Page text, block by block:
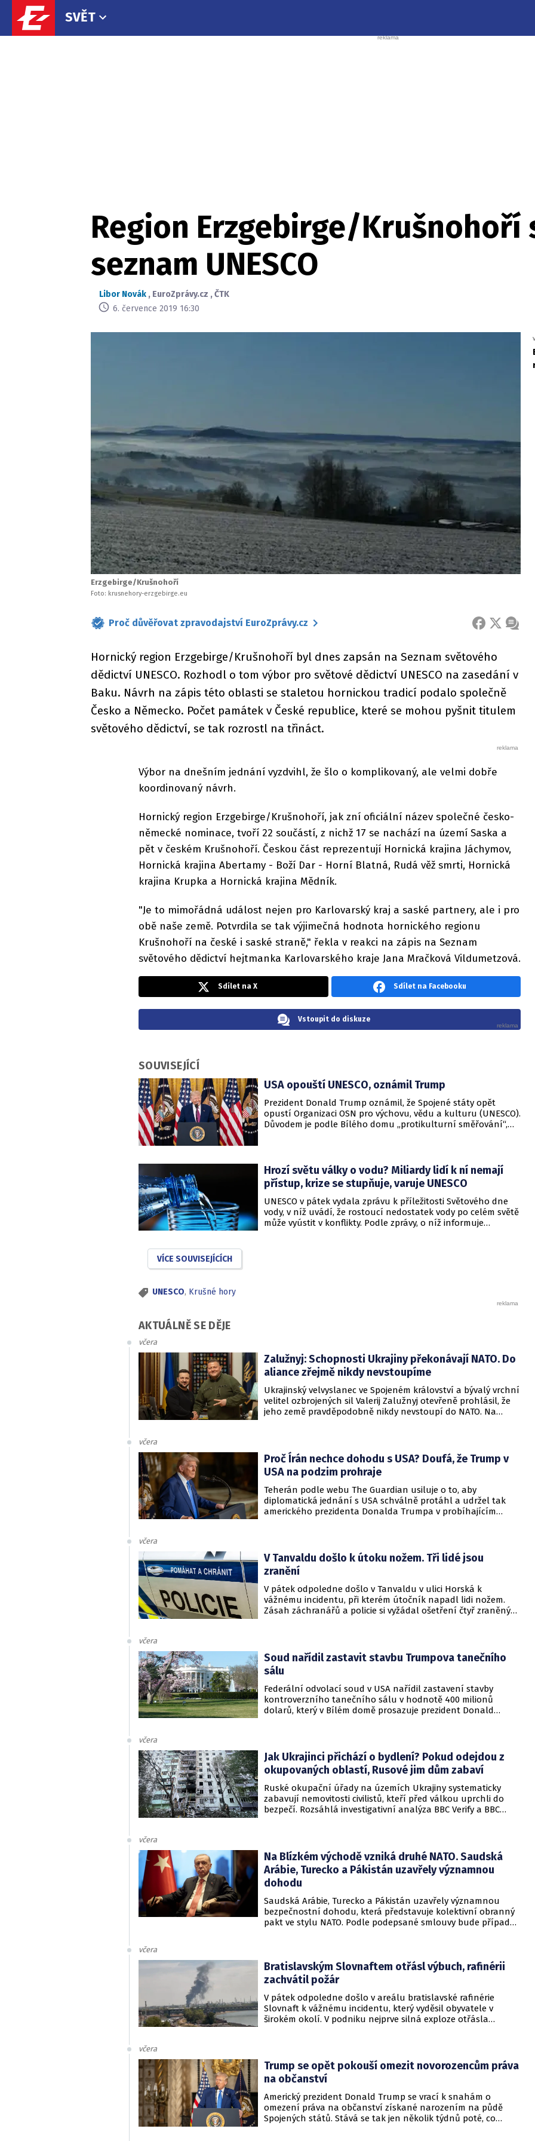
SVĚT
Region Erzgebirge/Krušnohoří
seznam UNESCO
Libor Novák , EuroZprávy.cz ,ČTK
6. července 2019 16:30
Erzgebirge/Krušnohoří
Foto: krusnehory-erzgebirge.eu
Proč důvěřovat zpravodajství EuroZprávy.cz FACEBOOK
X
Hornický region Erzgebirge/Krušnohoří byl dnes zapsán na Seznam světového
dědictví UNESCO. Rozhodl o tom výbor pro světové dědictví UNESCO na zasedání v
Baku. Návrh na zápis této oblasti se staletou hornickou tradicí podalo společně
Česko a Německo. Počet památek v České republice, které se mohou pyšnit titulem
světového dědictví, se tak rozrostl na třináct.
Výbor na dnešním jednání vyzdvihl, že šlo o komplikovaný, ale velmi dobře
koordinovaný návrh.
Hornický region Erzgebirge/Krušnohoří, jak zní oficiální název společné česko-
německé nominace, tvoří 22 součástí, z nichž 17 se nachází na území Saska a
pět v českém Krušnohoří. Českou část reprezentují Hornická krajina Jáchymov,
Hornická krajina Abertamy - Boží Dar - Horní Blatná, Rudá věž smrti, Hornická
krajina Krupka a Hornická krajina Mědník.
"Je to mimořádná událost nejen pro Karlovarský kraj a saské partnery, ale i pro
obě naše země. Potvrdila se tak výjimečná hodnota hornického regionu
Krušnohoří na české i saské straně," řekla v reakci na zápis na Seznam
světového dědictví hejtmanka Karlovarského kraje Jana Mračková Vildumetzová.
Sdílet na X Sdílet na Facebooku
Vstoupit do diskuze
SOUVISEJÍCÍ
USA opouští UNESCO, oznámil Trump
Prezident Donald Trump oznámil, že Spojené státy opět
opustí Organizaci OSN pro výchovu, vědu a kulturu (UNESCO).
Důvodem je podle Bílého domu „protikulturní směřování“,
Hrozí světu války o vodu? Miliardy lidí k ní nemají
přístup, krize se stupňuje, varuje UNESCO
UNESCO v pátek vydala zprávu k příležitosti Světového dne
vody, v níž uvádí, že rostoucí nedostatek vody po celém světě
může vyústit v konflikty. Podle zprávy, o níž informuje
VÍCE SOUVISEJÍCÍCH
UNESCO, Krušné hory
AKTUÁLNĚ SE DĚJE
včera
Zalužnyj: Schopnosti Ukrajiny překonávají NATO. Do
aliance zřejmě nikdy nevstoupíme
Ukrajinský velvyslanec ve Spojeném království a bývalý vrchní
velitel ozbrojených sil Valerij Zalužnyj otevřeně prohlásil, že
jeho země pravděpodobně nikdy nevstoupí do NATO. Na
nedosažitelné.
včera
Proč Írán nechce dohodu s USA? Doufá, že Trump v
USA na podzim prohraje
Teherán podle webu The Guardian usiluje o to, aby
diplomatická jednání s USA schválně protáhl a udržel tak
amerického prezidenta Donalda Trumpa v probíhajícím
rukojmími za prezidenta Jimmyho Cartera.
včera
V Tanvaldu došlo k útoku nožem. Tři lidé jsou
zranění
V pátek odpoledne došlo v Tanvaldu v ulici Horská k
vážnému incidentu, při kterém útočník napadl lidi nožem.
Zásah záchranářů a policie si vyžádal ošetření čtyř zraněných
včera
Soud nařídil zastavit stavbu Trumpova tanečního
sálu
Federální odvolací soud v USA nařídil zastavení stavby
kontroverzního tanečního sálu v hodnotě 400 milionů
dolarů, který v Bílém domě prosazuje prezident Donald
včera
Jak Ukrajinci přichází o bydlení? Pokud odejdou z
okupovaných oblastí, Rusové jim dům zabaví
Ruské okupační úřady na územích Ukrajiny systematicky
zabavují nemovitosti civilistů, kteří před válkou uprchli do
bezpečí. Rozsáhlá investigativní analýza BBC Verify a BBC
včera
Na Blízkém východě vzniká druhé NATO. Saudská
Arábie, Turecko a Pákistán uzavřely významnou
dohodu
Saudská Arábie, Turecko a Pákistán uzavřely významnou
bezpečnostní dohodu, která představuje kolektivní obranný
pakt ve stylu NATO. Podle podepsané smlouvy bude případný
včera
Bratislavským Slovnaftem otřásl výbuch, rafinérii
zachvátil požár
V pátek odpoledne došlo v areálu bratislavské rafinérie
Slovnaft k vážnému incidentu, který vyděsil obyvatele v
širokém okolí. V podniku nejprve silná exploze otřásla
včera
Trump se opět pokouší omezit novorozencům práva
na občanství
Americký prezident Donald Trump se vrací k snahám o
omezení práva na občanství získané narozením na půdě
Spojených států. Stává se tak jen několik týdnů poté, co